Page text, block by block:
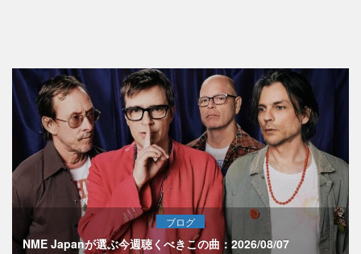
ブログ
NME Japanが選ぶ今週聴くべきこの曲：2026/08/07